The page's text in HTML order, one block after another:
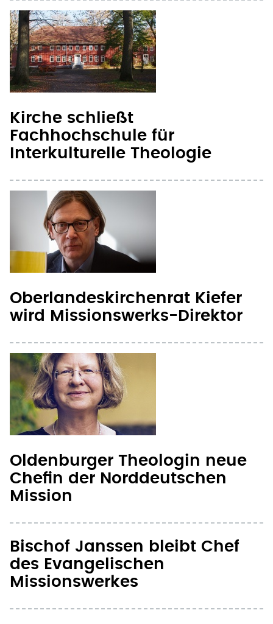
Kirche schließt
Fachhochschule für
Interkulturelle Theologie
Oberlandeskirchenrat Kiefer
wird Missionswerks-Direktor
Oldenburger Theologin neue
Chefin der Norddeutschen
Mission
Bischof Janssen bleibt Chef
des Evangelischen
Missionswerkes